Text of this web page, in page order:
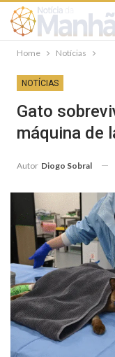
Home Notícias
NOTÍCIAS
Gato
máquina de
Autor Diogo Sobral